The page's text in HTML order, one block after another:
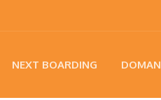
NEXT BOARDING